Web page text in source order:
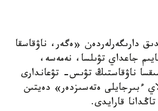
دارىگەرلەردەن «ەگەر، ناۋقاسقا
جاعداي تۋىلسا، نەمەسە،
ناۋقاستىڭ تۋىس- تۋعاندارى
ءبىرجايلى ەتەسىزدەر» دەيتىن
قارايدى.